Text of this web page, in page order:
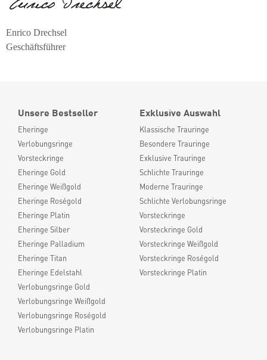
Enrico Drechsel
Geschäftsführer
Unsere Bestseller
Eheringe
Verlobungsringe
Vorsteckringe
Eheringe Gold
Eheringe Weißgold
Eheringe Roségold
Eheringe Platin
Eheringe Silber
Eheringe Palladium
Eheringe Titan
Eheringe Edelstahl
Verlobungsringe Gold
Verlobungsringe Weißgold
Verlobungsringe Roségold
Verlobungsringe Platin
Exklusive Auswahl
Klassische Trauringe
Besondere Trauringe
Exklusive Trauringe
Schlichte Trauringe
Moderne Trauringe
Schlichte Verlobungsringe
Vorsteckringe
Vorsteckringe Gold
Vorsteckringe Weißgold
Vorsteckringe Roségold
Vorsteckringe Platin